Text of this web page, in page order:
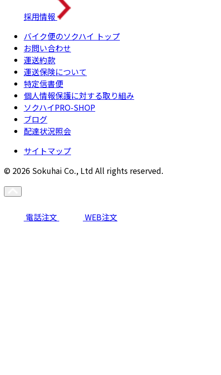
採用情報
バイク便のソクハイ トップ
お問い合わせ
運送約款
運送保険について
特定信書便
個人情報保護に対する取り組み
ソクハイPRO-SHOP
ブログ
配達状況照会
サイトマップ
© 2026 Sokuhai Co., Ltd All rights reserved.
電話注文 WEB注文